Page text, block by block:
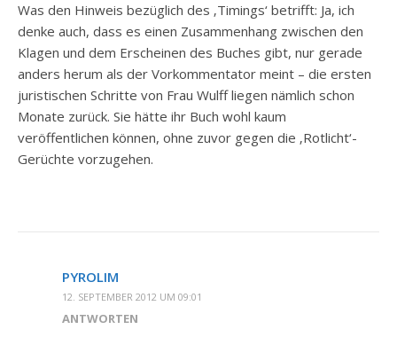
Was den Hinweis bezüglich des ‚Timings‘ betrifft: Ja, ich
denke auch, dass es einen Zusammenhang zwischen den
Klagen und dem Erscheinen des Buches gibt, nur gerade
anders herum als der Vorkommentator meint – die ersten
juristischen Schritte von Frau Wulff liegen nämlich schon
Monate zurück. Sie hätte ihr Buch wohl kaum
veröffentlichen können, ohne zuvor gegen die ‚Rotlicht‘-
Gerüchte vorzugehen.
PYROLIM
12. SEPTEMBER 2012 UM 09:01
ANTWORTEN